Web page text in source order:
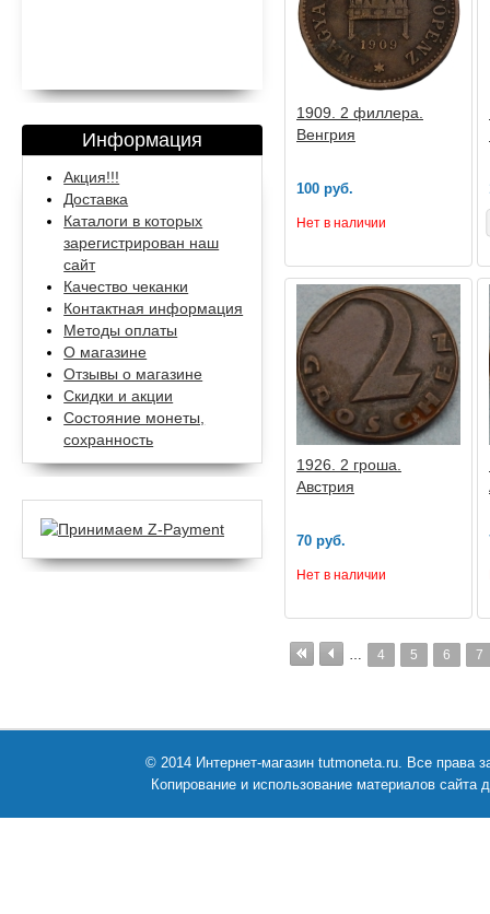
Информация
Акция!!!
Доставка
Каталоги в которых
зарегистрирован наш
сайт
Качество чеканки
Контактная информация
Методы оплаты
О магазине
Отзывы о магазине
Скидки и акции
Состояние монеты,
сохранность
1909. 2 филлера.
Венгрия
100 руб.
Нет в наличии
1926. 2 гроша.
Австрия
70 руб.
Нет в наличии
… 4 5 6 7
© 2014 Интернет-магазин tutmoneta.ru. Все права
Копирование и использование материалов сайта